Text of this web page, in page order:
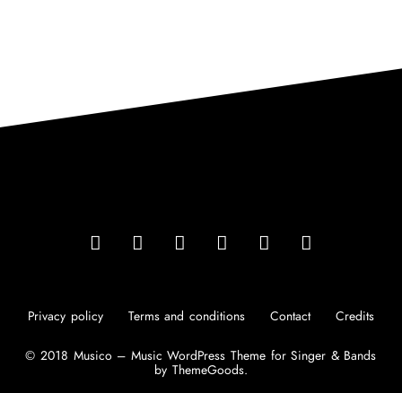
Privacy policy Terms and conditions Contact Credits
© 2018 Musico – Music WordPress Theme for Singer & Bands
by ThemeGoods.